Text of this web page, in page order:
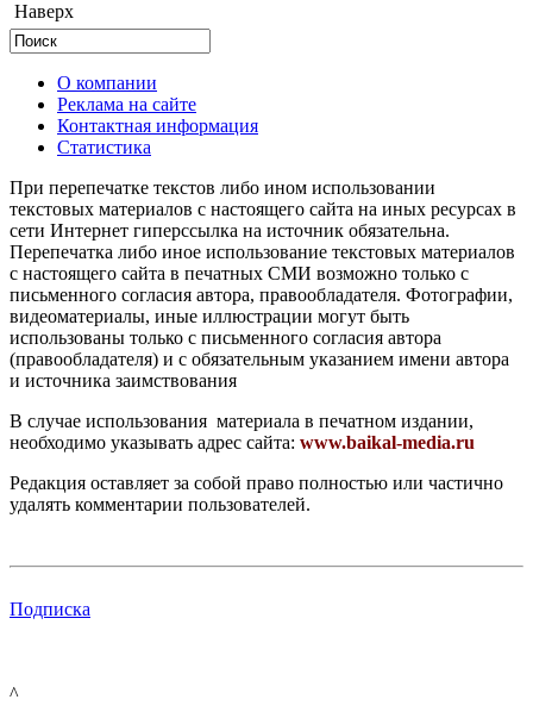
Наверх
О компании
Реклама на сайте
Контактная информация
Статистика
При перепечатке текстов либо ином использовании
текстовых материалов с настоящего сайта на иных ресурсах в
сети Интернет гиперссылка на источник обязательна.
Перепечатка либо иное использование текстовых материалов
с настоящего сайта в печатных СМИ возможно только с
письменного согласия автора, правообладателя. Фотографии,
видеоматериалы, иные иллюстрации могут быть
использованы только с письменного согласия автора
(правообладателя) и с обязательным указанием имени автора
и источника заимствования
В случае использования материала в печатном издании,
необходимо указывать адрес сайта: www.baikal-media.ru
Редакция оставляет за собой право полностью или частично
удалять комментарии пользователей.
Подписка
^